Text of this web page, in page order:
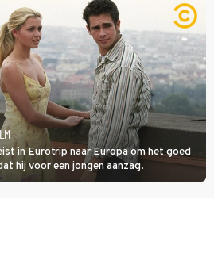
in Eurotrip naar Europa om het goed
hij voor een jongen aanzag.